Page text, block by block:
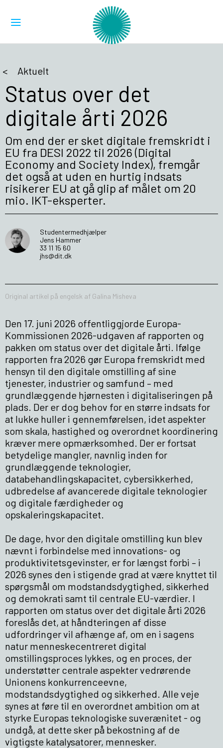
Aktuelt
Status over det
digitale årti 2026
Om end der er sket digitale fremskridt i
EU fra DESI 2022 til 2026 (Digital
Economy and Society Index), fremgår
det også at uden en hurtig indsats
risikerer EU at gå glip af målet om 20
mio. IKT-eksperter.
Studentermedhjælper
Jens Hammer
33 11 15 60
jhs@dit.dk
Original artikel på engelsk af Galina Misheva
Den 17. juni 2026 offentliggjorde Europa-
Kommissionen 2026-udgaven af rapporten og
pakken om status over det digitale årti. Ifølge
rapporten fra 2026 gør Europa fremskridt med
hensyn til den digitale omstilling af sine
tjenester, industrier og samfund – med
grundlæggende hjørnesten i digitaliseringen på
plads. Der er dog behov for en større indsats for
at lukke huller i gennemførelsen, idet aspekter
som skala, hastighed og overordnet koordinering
kræver mere opmærksomhed. Der er fortsat
betydelige mangler, navnlig inden for
grundlæggende teknologier,
databehandlingskapacitet, cybersikkerhed,
udbredelse af avancerede digitale teknologier
og digitale færdigheder og
opskaleringskapacitet.
De dage, hvor den digitale omstilling kun blev
nævnt i forbindelse med innovations- og
produktivitetsgevinster, er for længst forbi – i
2026 synes den i stigende grad at være knyttet til
spørgsmål om modstandsdygtighed, sikkerhed
og demokrati samt til centrale EU-værdier. I
rapporten om status over det digitale årti 2026
foreslås det, at håndteringen af disse
udfordringer vil afhænge af, om en i sagens
natur menneskecentreret digital
omstillingsproces lykkes, og en proces, der
understøtter centrale aspekter vedrørende
Unionens konkurrenceevne,
modstandsdygtighed og sikkerhed. Alle veje
synes at føre til en overordnet ambition om at
styrke Europas teknologiske suverænitet - og
undgå, at dette sker på bekostning af de
vigtigste katalysatorer, mennesker.